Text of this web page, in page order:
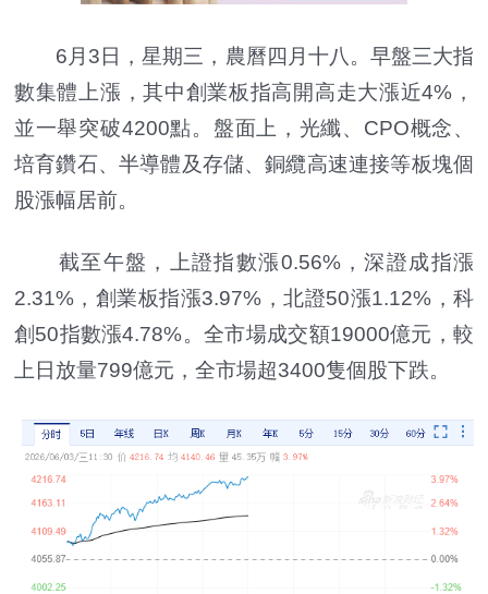
6月3日，星期三，農曆四月十八。早盤三大指
數集體上漲，其中創業板指高開高走大漲近4%，
並一舉突破4200點。盤面上，光纖、CPO概念、
培育鑽石、半導體及存儲、銅纜高速連接等板塊個
股漲幅居前。
截至午盤，上證指數漲0.56%，深證成指漲
2.31%，創業板指漲3.97%，北證50漲1.12%，科
創50指數漲4.78%。全市場成交額19000億元，較
上日放量799億元，全市場超3400隻個股下跌。